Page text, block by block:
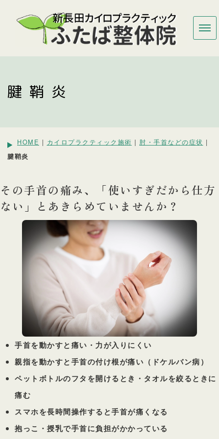
腱鞘炎
HOME | カイロプラクティック施術 | 肘・手首などの症状 |
腱鞘炎
その手首の痛み、「使いすぎだから仕方
ない」とあきらめていませんか？
手首を動かすと痛い・力が入りにくい
親指を動かすと手首の付け根が痛い（ドケルバン病）
ペットボトルのフタを開けるとき・タオルを絞るときに
痛む
スマホを長時間操作すると手首が痛くなる
抱っこ・授乳で手首に負担がかかっている